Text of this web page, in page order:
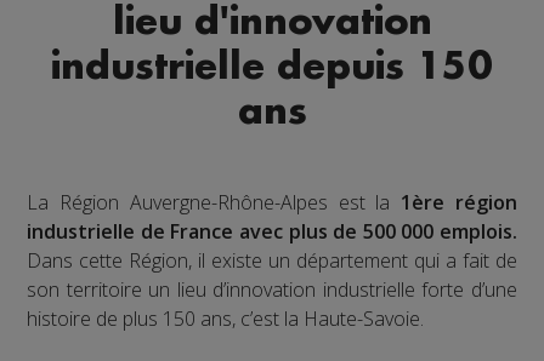
lieu d'innovation
industrielle depuis 150
ans
La Région Auvergne-Rhône-Alpes est la 1ère région
industrielle de France avec plus de 500 000 emplois.
Dans cette Région, il existe un département qui a fait de
son territoire un lieu d’innovation industrielle forte d’une
histoire de plus 150 ans, c’est la Haute-Savoie.